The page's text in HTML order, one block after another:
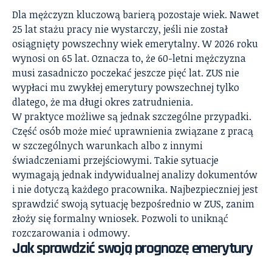
Dla mężczyzn kluczową barierą pozostaje wiek. Nawet
25 lat stażu pracy nie wystarczy, jeśli nie został
osiągnięty powszechny wiek emerytalny. W 2026 roku
wynosi on 65 lat. Oznacza to, że 60-letni mężczyzna
musi zasadniczo poczekać jeszcze pięć lat. ZUS nie
wypłaci mu zwykłej emerytury powszechnej tylko
dlatego, że ma długi okres zatrudnienia.
W praktyce możliwe są jednak szczególne przypadki.
Część osób może mieć uprawnienia związane z pracą
w szczególnych warunkach albo z innymi
świadczeniami przejściowymi. Takie sytuacje
wymagają jednak indywidualnej analizy dokumentów
i nie dotyczą każdego pracownika. Najbezpieczniej jest
sprawdzić swoją sytuację bezpośrednio w ZUS, zanim
złoży się formalny wniosek. Pozwoli to uniknąć
rozczarowania i odmowy.
Jak sprawdzić swoją prognozę emerytury